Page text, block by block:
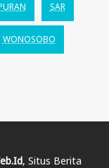
SAR
WONOSOBO
, Situs Berita